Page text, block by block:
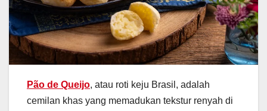
Pão de Queijo, atau roti keju Brasil, adalah
cemilan khas yang memadukan tekstur renyah di